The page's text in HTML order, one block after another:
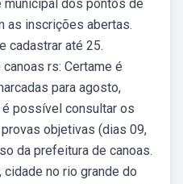
dos pontos de
as inscrições abertas.
cadastrar até 25.
rs: Certame é
para agosto,
possível consultar os
objetivas (dias 09,
da prefeitura de canoas.
no rio grande do